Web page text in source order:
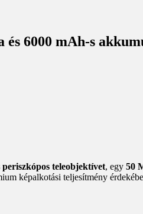
6000 mAh-s
periszkópos teleobjektívet, egy 50
képalkotási teljesítmény